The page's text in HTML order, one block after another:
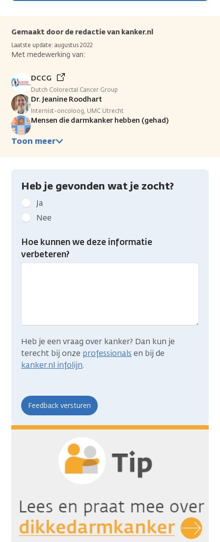
Gemaakt door de redactie van kanker.nl
Laatste update: augustus 2022
Met medewerking van:
DCCG
Dutch Colorectal Cancer Group
Dr. Jeanine Roodhart
Internist-oncoloog, UMC Utrecht
Mensen die darmkanker hebben (gehad)
Toon meer
Heb je gevonden wat je zocht?
Geef
kanker.nl
feedback:
Heb
je
gevonden
Ja
Nee
Hoe kunnen we deze informatie
verbeteren?
Heb je een vraag over kanker? Dan kun je
terecht bij onze professionals en bij de
kanker.nl infolijn.